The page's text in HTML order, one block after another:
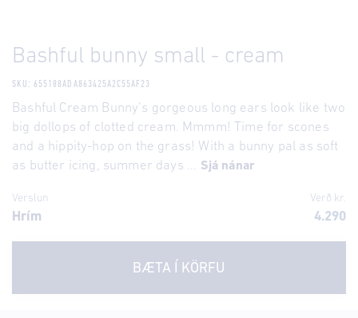
Bashful bunny small - cream
SKU: 655188ADA863425A2C55AF23
Bashful Cream Bunny’s gorgeous long ears look like two
big dollops of clotted cream. Mmmm! Time for scones
and a hippity-hop on the grass! With a bunny pal as soft
as butter icing, summer days ... Sjá nánar
Verslun Verð kr.
Hrím 4.290
BÆTA Í KÖRFU